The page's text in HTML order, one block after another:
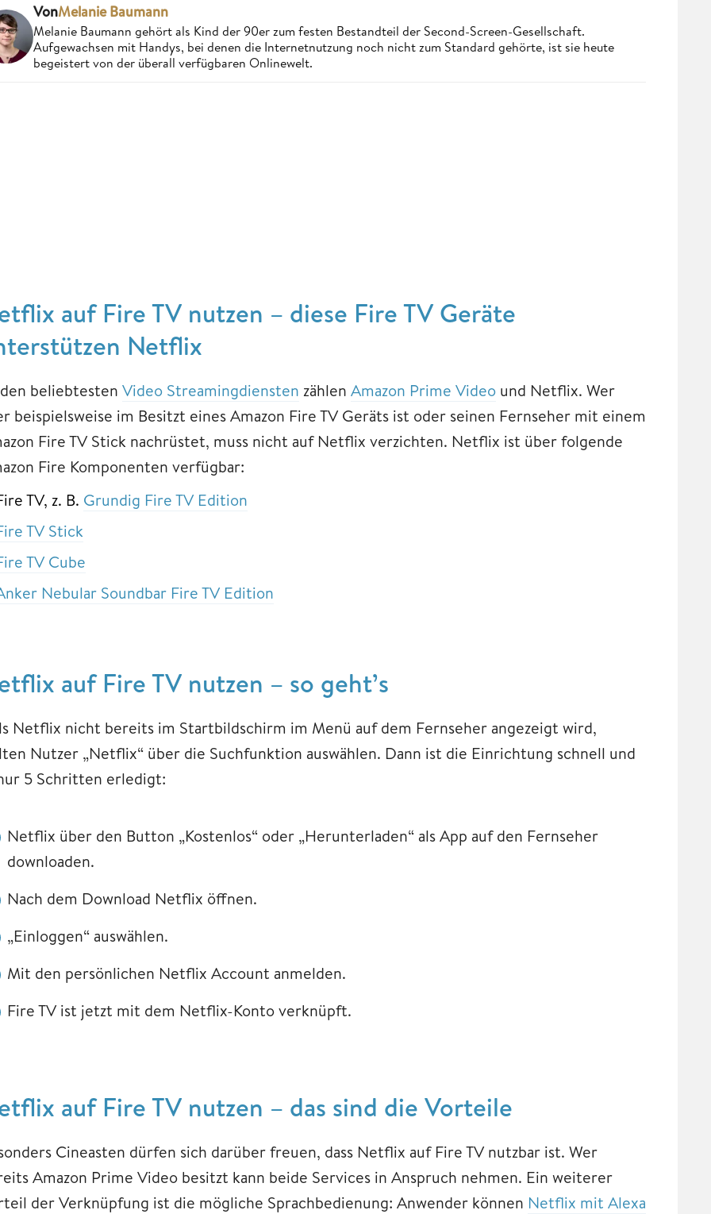
VonMelanie Baumann
Melanie Baumann gehört als Kind der 90er zum festen Bestandteil der Second-Screen-Gesellschaft.
Aufgewachsen mit Handys, bei denen die Internetnutzung noch nicht zum Standard gehörte, ist sie heute
begeistert von der überall verfügbaren Onlinewelt.
auf Fire TV nutzen – diese Fire TV Geräte
Netflix
beliebtesten Video Streamingdiensten zählen Amazon Prime Video und Netflix. Wer
beispielsweise im Besitzt eines Amazon Fire TV Geräts ist oder seinen Fernseher mit einem
Fire TV Stick nachrüstet, muss nicht auf Netflix verzichten. Netflix ist über folgende
Fire Komponenten verfügbar:
TV, z. B. Grundig Fire TV Edition
TV Stick
TV Cube
Nebular Soundbar Fire TV Edition
auf Fire TV nutzen – so geht’s
Netflix nicht bereits im Startbildschirm im Menü auf dem Fernseher angezeigt wird,
Nutzer „Netflix“ über die Suchfunktion auswählen. Dann ist die Einrichtung schnell und
5 Schritten erledigt:
Netflix über den Button „Kostenlos“ oder „Herunterladen“ als App auf den Fernseher
downloaden.
Nach dem Download Netflix öffnen.
„Einloggen“ auswählen.
Mit den persönlichen Netflix Account anmelden.
Fire TV ist jetzt mit dem Netflix-Konto verknüpft.
auf Fire TV nutzen – das sind die Vorteile
Cineasten dürfen sich darüber freuen, dass Netflix auf Fire TV nutzbar ist. Wer
Amazon Prime Video besitzt kann beide Services in Anspruch nehmen. Ein weiterer
der Verknüpfung ist die mögliche Sprachbedienung: Anwender können Netflix mit Alexa